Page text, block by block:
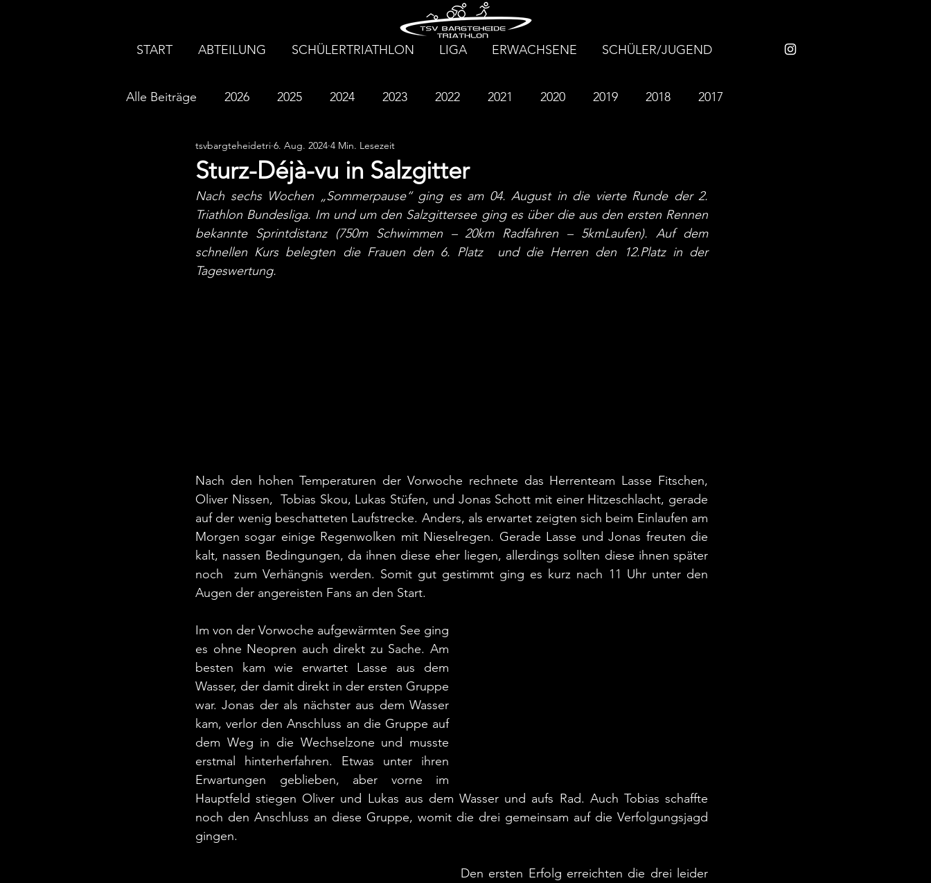
START ABTEILUNG SCHÜLERTRIATHLON LIGA ERWACHSENE SCHÜLER/JUGEND
Alle Beiträge 2026 2025 2024 2023 2022 2021 2020 2019 2018 2017
2015 2014 2013 2012
Sturz-Déjà-vu in Salzgitter
tsvbargteheidetri 6. Aug. 2024 4 Min. Lesezeit
Nach sechs Wochen „Sommerpause“ ging es am 04. August in die vierte Runde der 2.
Triathlon Bundesliga. Im und um den Salzgittersee ging es über die aus den ersten Rennen
bekannte Sprintdistanz (750m Schwimmen – 20km Radfahren – 5kmLaufen). Auf dem
schnellen Kurs belegten die Frauen den 6. Platz  und die Herren den 12.Platz in der
Tageswertung.
Nach den hohen Temperaturen der Vorwoche rechnete das Herrenteam Lasse Fitschen,
Oliver Nissen,  Tobias Skou, Lukas Stüfen, und Jonas Schott mit einer Hitzeschlacht, gerade
auf der wenig beschatteten Laufstrecke. Anders, als erwartet zeigten sich beim Einlaufen am
Morgen sogar einige Regenwolken mit Nieselregen. Gerade Lasse und Jonas freuten die
kalt, nassen Bedingungen, da ihnen diese eher liegen, allerdings sollten diese ihnen später
noch  zum Verhängnis werden. Somit gut gestimmt ging es kurz nach 11 Uhr unter den
Augen der angereisten Fans an den Start.
Im von der Vorwoche aufgewärmten See ging
es ohne Neopren auch direkt zu Sache. Am
besten kam wie erwartet Lasse aus dem
Wasser, der damit direkt in der ersten Gruppe
war. Jonas der als nächster aus dem Wasser
kam, verlor den Anschluss an die Gruppe auf
dem Weg in die Wechselzone und musste
erstmal hinterherfahren. Etwas unter ihren
Erwartungen geblieben, aber vorne im
Hauptfeld stiegen Oliver und Lukas aus dem Wasser und aufs Rad. Auch Tobias schaffte
noch den Anschluss an diese Gruppe, womit die drei gemeinsam auf die Verfolgungsjagd
gingen.
Den ersten Erfolg erreichten die drei leider